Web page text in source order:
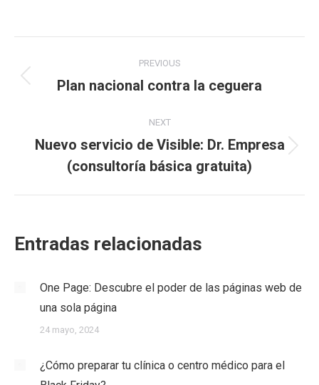
navigation
PREVIOUS
Previous
Plan nacional contra la ceguera
NEXT
Next
post:
Nuevo servicio de Visible: Dr. Empresa
(consultoría básica gratuita)
Entradas relacionadas
One Page: Descubre el poder de las páginas web de
una sola página
24 mayo, 2024
¿Cómo preparar tu clínica o centro médico para el